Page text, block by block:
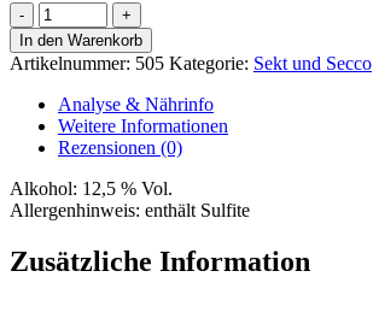
Riesling
Sekt
Menge
In den Warenkorb
Artikelnummer: 505 Kategorie: Sekt und Secco
Analyse & Nährinfo
Weitere Informationen
Rezensionen (0)
Alkohol: 12,5 % Vol.
Allergenhinweis: enthält Sulfite
Zusätzliche Information